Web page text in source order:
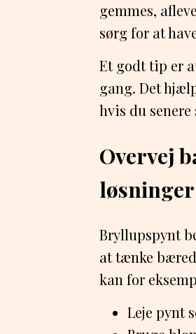
gemmes,
sørg for at
Et godt tip er
gang. Det
hvis du
Overvej
løsninger
Bryllupspynt
at tænke
kan for
Leje pynt